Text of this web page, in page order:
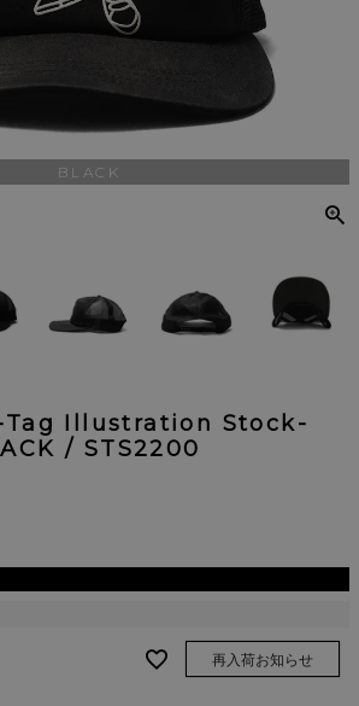
BLACK
Tag Illustration Stock-
/ STS2200
再入荷お知らせ